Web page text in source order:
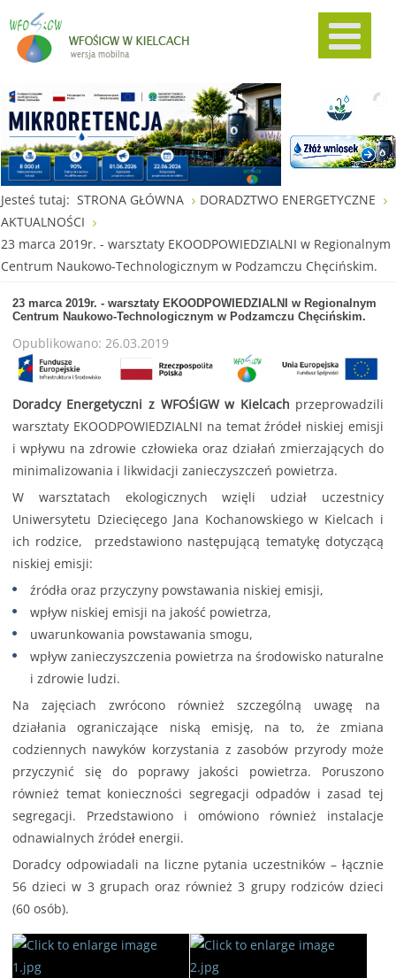
Jesteś tutaj: STRONA GŁÓWNA
DORADZTWO ENERGETYCZNE
AKTUALNOŚCI
23 marca 2019r. - warsztaty EKOODPOWIEDZIALNI w Regionalnym
Centrum Naukowo-Technologicznym w Podzamczu Chęcińskim.
23 marca 2019r. - warsztaty EKOODPOWIEDZIALNI w Regionalnym
Centrum Naukowo-Technologicznym w Podzamczu Chęcińskim.
Opublikowano: 26.03.2019
Doradcy Energetyczni z WFOŚiGW w Kielcach przeprowadzili
warsztaty EKOODPOWIEDZIALNI na temat źródeł niskiej emisji
i wpływu na zdrowie człowieka oraz działań zmierzających do
minimalizowania i likwidacji zanieczyszczeń powietrza.
W warsztatach ekologicznych wzięli udział uczestnicy
Uniwersytetu Dziecięcego Jana Kochanowskiego w Kielcach i
ich rodzice, przedstawiono następującą tematykę dotyczącą
niskiej emisji:
źródła oraz przyczyny powstawania niskiej emisji,
wpływ niskiej emisji na jakość powietrza,
uwarunkowania powstawania smogu,
wpływ zanieczyszczenia powietrza na środowisko naturalne
i zdrowie ludzi.
Na zajęciach zwrócono również szczególną uwagę na
działania ograniczające niską emisję, na to, że zmiana
codziennych nawyków korzystania z zasobów przyrody może
przyczynić się do poprawy jakości powietrza. Poruszono
również temat konieczności segregacji odpadów i zasad tej
segregacji. Przedstawiono i omówiono również instalacje
odnawialnych źródeł energii.
Doradcy odpowiadali na liczne pytania uczestników – łącznie
56 dzieci w 3 grupach oraz również 3 grupy rodziców dzieci
(60 osób).